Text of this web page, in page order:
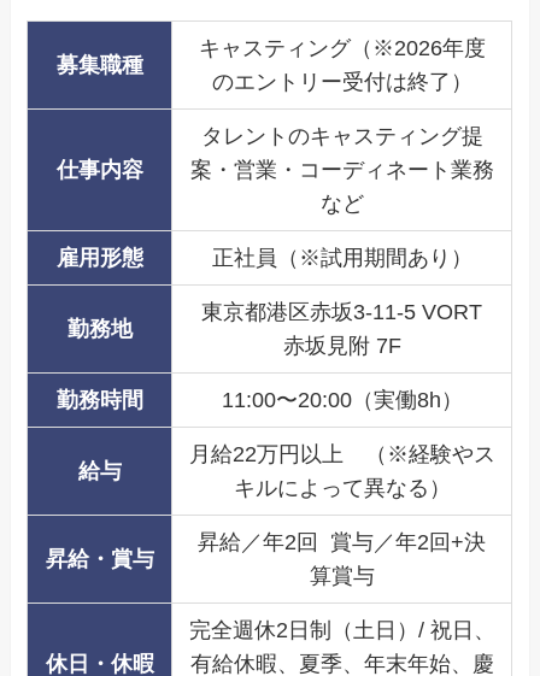
募集職種
キャスティング（※2026年度
のエントリー受付は終了）
仕事内容
タレントのキャスティング提
案・営業・コーディネート業務
など
雇用形態 正社員（※試用期間あり）
勤務地
東京都港区赤坂3-11-5 VORT
赤坂見附 7F
勤務時間 11:00〜20:00（実働8h）
給与
月給22万円以上 （※経験やス
キルによって異なる）
昇給・賞与
昇給／年2回 賞与／年2回+決
算賞与
休日・休暇
完全週休2日制（土日）/ 祝日、
有給休暇、夏季、年末年始、慶